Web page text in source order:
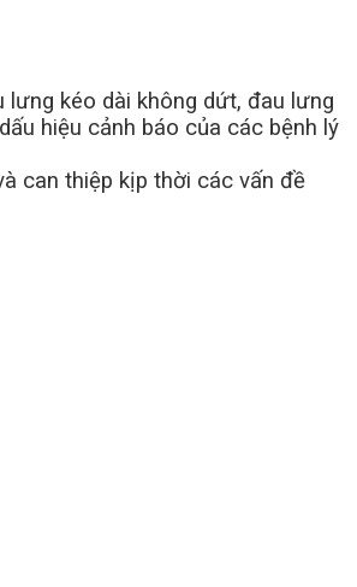
lưng kéo dài không dứt, đau lưng
hiệu cảnh báo của các bệnh lý
can thiệp kịp thời các vấn đề